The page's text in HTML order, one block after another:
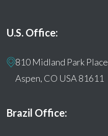
U.S. Office:
810 Midland Park Place
Aspen, CO USA 81611
Brazil Office: